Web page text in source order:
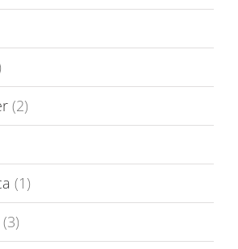
(2)
(1)
(3)